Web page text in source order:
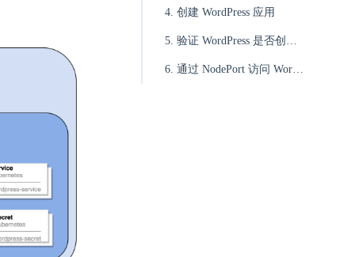
4. 创建 WordPress 应用
5. 验证 WordPress 是否创建成功
6. 通过 NodePort 访问 WordPress